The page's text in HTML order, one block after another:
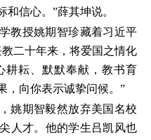
信心。”薛其坤说。
教授姚期智珍藏着习近平
二十年来，将爱国之情化
耕耘、默默奉献，教书育
，向你表示诚挚问候。”
姚期智毅然放弃美国名校
人才。他的学生吕凯风也